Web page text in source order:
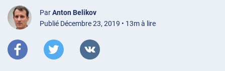
ParAnton Belikov
Publié Décembre 23, 2019 • 13m à lire